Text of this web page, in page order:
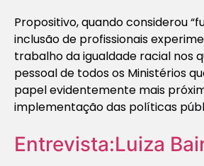
Propositivo, quando considerou
inclusão de profissionais
trabalho da igualdade racial nos
pessoal de todos os Ministérios
papel evidentemente mais
implementação das políticas
Entrevista:Luiza